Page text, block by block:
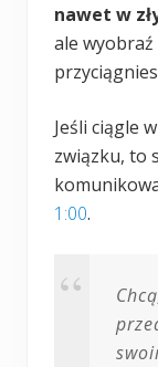
nawet w
ale
Jeśli ciągle
związku, to
1:00.